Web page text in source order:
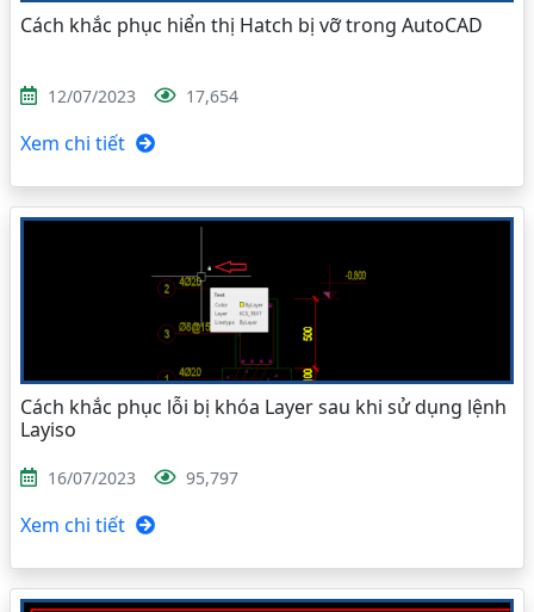
Cách khắc phục hiển thị Hatch bị vỡ trong AutoCAD
12/07/2023 17,654
Xem chi tiết
Cách khắc phục lỗi bị khóa Layer sau khi sử dụng lệnh
Layiso
16/07/2023 95,797
Xem chi tiết